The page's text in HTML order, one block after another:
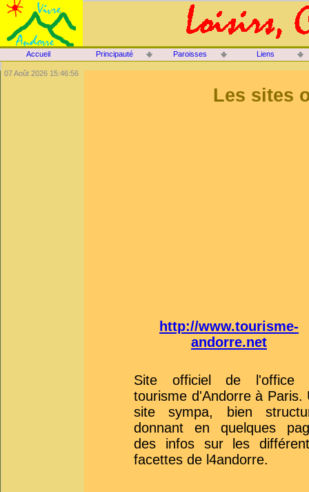
Les sites
http://www.tourisme-
andorre.net
Site officiel de l'office
tourisme d'Andorre à Paris.
site sympa, bien
donnant en quelques
des infos sur les
facettes de l4andorre.
07 Août 2026 15:46:56
Accueil Principauté Paroisses Liens